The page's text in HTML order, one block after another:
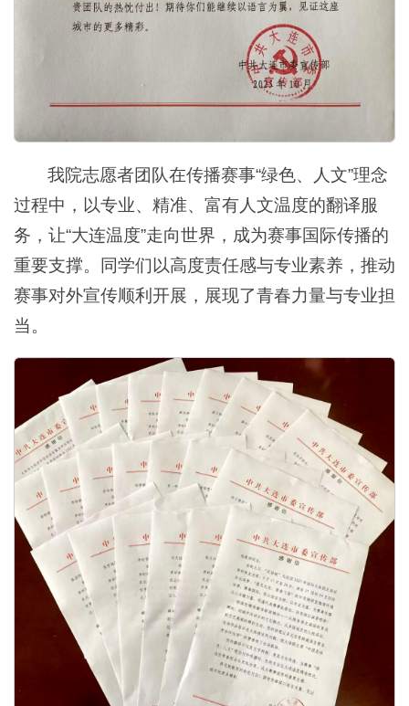
我院志愿者团队在传播赛事“绿色、人文”理念
过程中，以专业、精准、富有人文温度的翻译服
务，让“大连温度”走向世界，成为赛事国际传播的
重要支撑。同学们以高度责任感与专业素养，推动
赛事对外宣传顺利开展，展现了青春力量与专业担
当。